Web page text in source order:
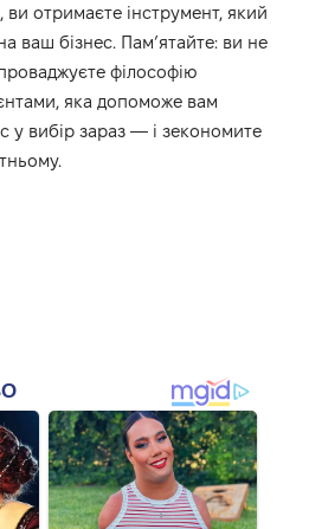
отримаєте інструмент, який
ваш бізнес. Пам’ятайте: ви не
філософію
яка допоможе вам
у вибір зараз — і зекономите